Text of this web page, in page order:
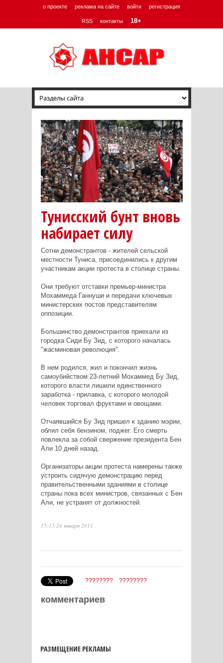
о проекте реклама на сайте войти регистрация
RSS контакты 18+
Тунисский бунт вновь
набирает силу
Сотни демонстрантов - жителей сельской
местности Туниса, присоединились к другим
участникам акции протеста в столице страны.
Они требуют отставки премьер-министра
Мохаммеда Ганнуши и передачи ключевых
министерских постов представителям
оппозиции.
Большинство демонстрантов приехали из
городка Сиди Бу Зид, с которого началась
"жасминовая революция".
В нем родился, жил и покончил жизнь
самоубийством 23-летний Мохаммед Бу Зид,
которого власти лишили единственного
заработка - прилавка, с которого молодой
человек торговал фруктами и овощами.
Отчаявшийся Бу Зид пришел к зданию мэрии,
облил себя бензином, поджег. Его смерть
повлекла за собой свержение президента Бен
Али 10 дней назад.
Организаторы акции протеста намерены также
устроить сидячую демонстрацию перед
правительственными зданиями в столице
страны пока всех министров, связанных с Бен
Али, не устранят от должностей.
15:15 24 января 2011
???????? ????????
комментариев
РАЗМЕЩЕНИЕ РЕКЛАМЫ